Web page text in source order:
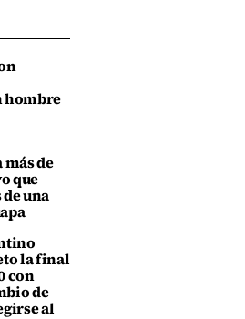
hombre
de
que
una
la final
con
de
al